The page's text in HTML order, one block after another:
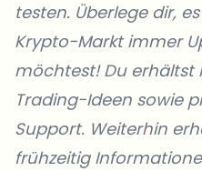
testen. Überlege dir,
Krypto-Markt immer
möchtest! Du erhältst
Trading-Ideen sowie
Support. Weiterhin
frühzeitig